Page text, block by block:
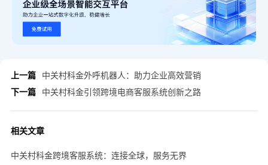
上一篇
中关村科金外呼机器人：助力企业高效营销
下一篇
中关村科金引领跨境电商客服系统创新之路
相关文章
中关村科金跨境客服系统：连接全球，服务无界